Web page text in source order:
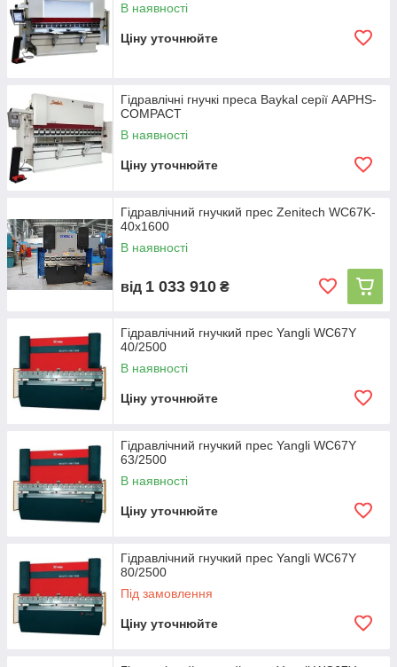
В наявності
Ціну уточнюйте
Гідравлічні гнучкі преса Baykal серії AAPHS-
COMPACT
В наявності
Ціну уточнюйте
Гідравлічний гнучкий прес Zenitech WC67K-
40х1600
В наявності
від 1 033 910 ₴
Гідравлічний гнучкий прес Yangli WC67Y
40/2500
В наявності
Ціну уточнюйте
Гідравлічний гнучкий прес Yangli WC67Y
63/2500
В наявності
Ціну уточнюйте
Гідравлічний гнучкий прес Yangli WC67Y
80/2500
Під замовлення
Ціну уточнюйте